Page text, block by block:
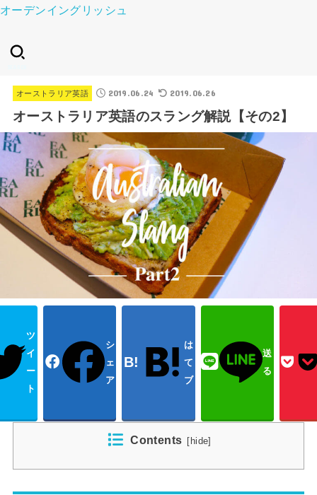
オーデンイングリッシュ
オーストラリア英語 2019.06.24 2019.06.26
オーストラリア英語のスラング解説【その2】
ツ
イ
ー
ト
シ
ェ
ア
は
て
ブ
送
る
Contents [ hide]